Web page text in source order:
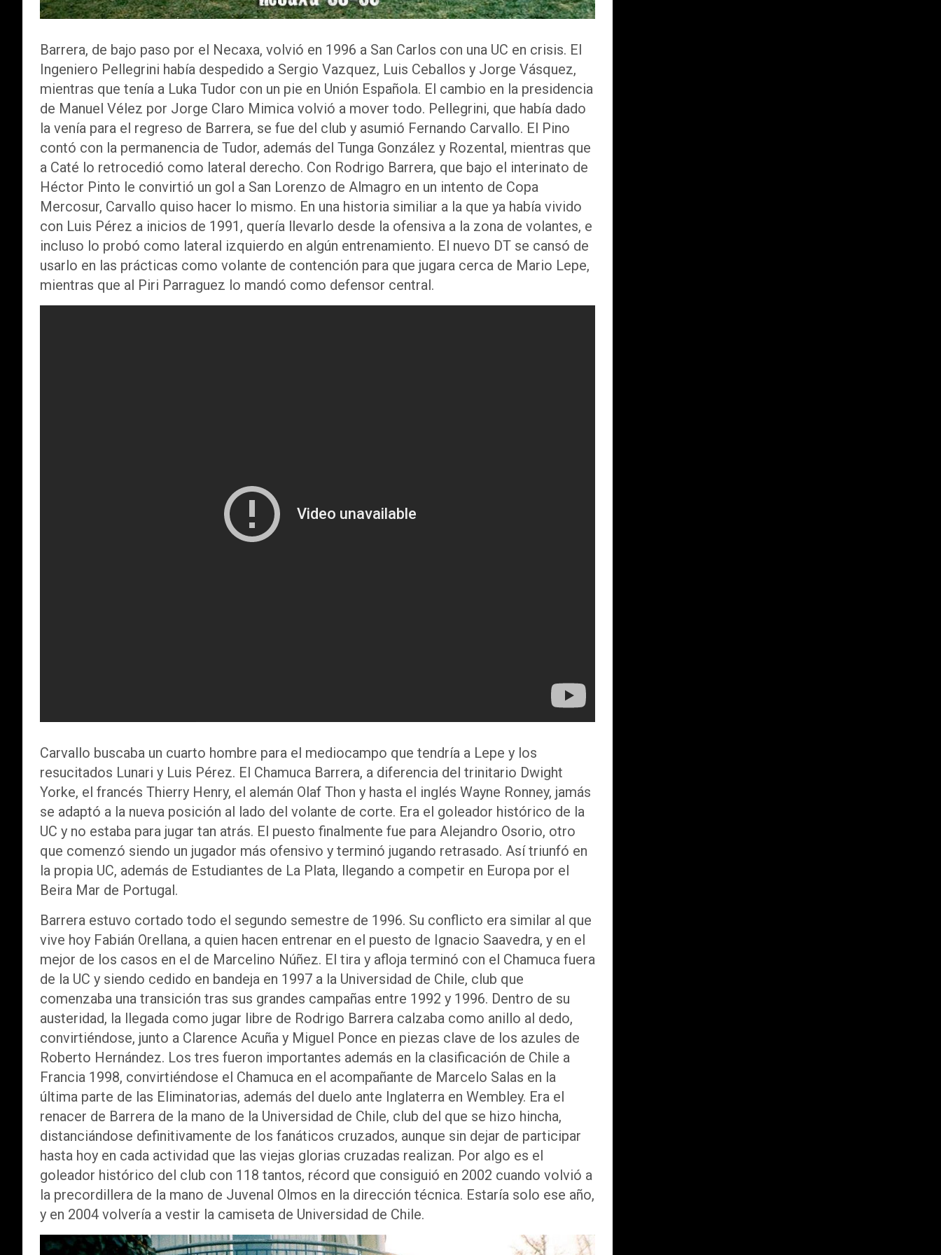
Barrera, de bajo paso por el Necaxa, volvió en 1996 a San Carlos con una UC en crisis. El
Ingeniero Pellegrini había despedido a Sergio Vazquez, Luis Ceballos y Jorge Vásquez,
mientras que tenía a Luka Tudor con un pie en Unión Española. El cambio en la presidencia
de Manuel Vélez por Jorge Claro Mimica volvió a mover todo. Pellegrini, que había dado
la venía para el regreso de Barrera, se fue del club y asumió Fernando Carvallo. El Pino
contó con la permanencia de Tudor, además del Tunga González y Rozental, mientras que
a Caté lo retrocedió como lateral derecho. Con Rodrigo Barrera, que bajo el interinato de
Héctor Pinto le convirtió un gol a San Lorenzo de Almagro en un intento de Copa
Mercosur, Carvallo quiso hacer lo mismo. En una historia similiar a la que ya había vivido
con Luis Pérez a inicios de 1991, quería llevarlo desde la ofensiva a la zona de volantes, e
incluso lo probó como lateral izquierdo en algún entrenamiento. El nuevo DT se cansó de
usarlo en las prácticas como volante de contención para que jugara cerca de Mario Lepe,
mientras que al Piri Parraguez lo mandó como defensor central.
Carvallo buscaba un cuarto hombre para el mediocampo que tendría a Lepe y los
resucitados Lunari y Luis Pérez. El Chamuca Barrera, a diferencia del trinitario Dwight
Yorke, el francés Thierry Henry, el alemán Olaf Thon y hasta el inglés Wayne Ronney, jamás
se adaptó a la nueva posición al lado del volante de corte. Era el goleador histórico de la
UC y no estaba para jugar tan atrás. El puesto finalmente fue para Alejandro Osorio, otro
que comenzó siendo un jugador más ofensivo y terminó jugando retrasado. Así triunfó en
la propia UC, además de Estudiantes de La Plata, llegando a competir en Europa por el
Beira Mar de Portugal.
Barrera estuvo cortado todo el segundo semestre de 1996. Su conflicto era similar al que
vive hoy Fabián Orellana, a quien hacen entrenar en el puesto de Ignacio Saavedra, y en el
mejor de los casos en el de Marcelino Núñez. El tira y afloja terminó con el Chamuca fuera
de la UC y siendo cedido en bandeja en 1997 a la Universidad de Chile, club que
comenzaba una transición tras sus grandes campañas entre 1992 y 1996. Dentro de su
austeridad, la llegada como jugar libre de Rodrigo Barrera calzaba como anillo al dedo,
convirtiéndose, junto a Clarence Acuña y Miguel Ponce en piezas clave de los azules de
Roberto Hernández. Los tres fueron importantes además en la clasificación de Chile a
Francia 1998, convirtiéndose el Chamuca en el acompañante de Marcelo Salas en la
última parte de las Eliminatorias, además del duelo ante Inglaterra en Wembley. Era el
renacer de Barrera de la mano de la Universidad de Chile, club del que se hizo hincha,
distanciándose definitivamente de los fanáticos cruzados, aunque sin dejar de participar
hasta hoy en cada actividad que las viejas glorias cruzadas realizan. Por algo es el
goleador histórico del club con 118 tantos, récord que consiguió en 2002 cuando volvió a
la precordillera de la mano de Juvenal Olmos en la dirección técnica. Estaría solo ese año,
y en 2004 volvería a vestir la camiseta de Universidad de Chile.